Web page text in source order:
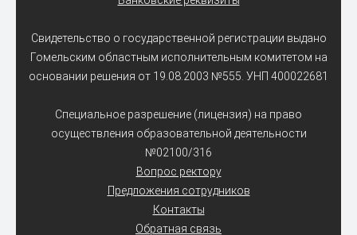
Свидетельство о государственной регистрации выдано
Гомельским областным исполнительным комитетом на
основании решения от 19.08.2003 №555. УНП 400022681
Специальное разрешение (лицензия) на право
осуществления образовательной деятельности
№02100/316
Вопрос ректору
Предложения сотрудников
Контакты
Обратная связь